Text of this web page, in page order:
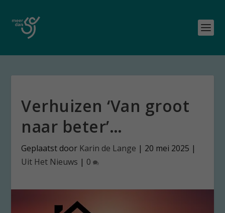
Verhuizen ‘Van groot
naar beter’…
Geplaatst door Karin de Lange | 20 mei 2025 |
Uit Het Nieuws | 0